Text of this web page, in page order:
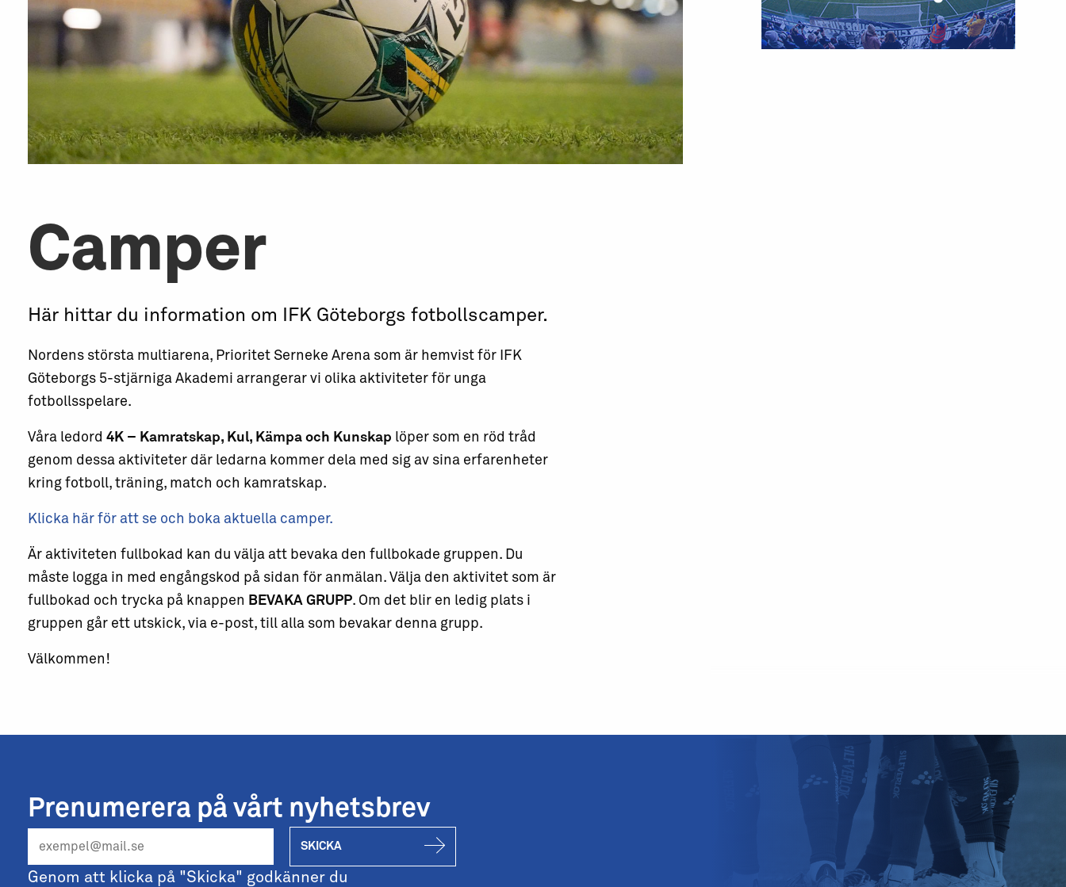
Camper
Här hittar du information om IFK Göteborgs fotbollscamper.
Nordens största multiarena, Prioritet Serneke Arena som är hemvist för IFK
Göteborgs 5-stjärniga Akademi arrangerar vi olika aktiviteter för unga
fotbollsspelare.
Våra ledord 4K – Kamratskap, Kul, Kämpa och Kunskap löper som en röd tråd
genom dessa aktiviteter där ledarna kommer dela med sig av sina erfarenheter
kring fotboll, träning, match och kamratskap.
Klicka här för att se och boka aktuella camper.
Är aktiviteten fullbokad kan du välja att bevaka den fullbokade gruppen. Du
måste logga in med engångskod på sidan för anmälan. Välja den aktivitet som är
fullbokad och trycka på knappen BEVAKA GRUPP. Om det blir en ledig plats i
gruppen går ett utskick, via e-post, till alla som bevakar denna grupp.
Välkommen!
Prenumerera på vårt nyhetsbrev
SKICKA
Genom att klicka på "Skicka" godkänner du